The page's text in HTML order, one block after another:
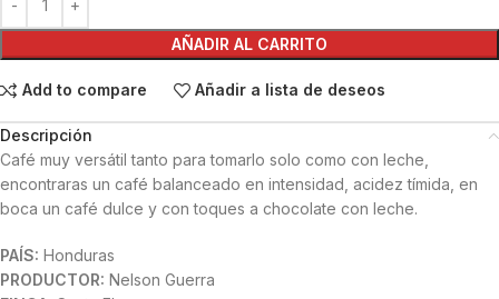
AÑADIR AL CARRITO
Add to compare Añadir a lista de deseos
Descripción
Café muy versátil tanto para tomarlo solo como con leche,
encontraras un café balanceado en intensidad, acidez tímida, en
boca un café dulce y con toques a chocolate con leche.
PAÍS: Honduras
PRODUCTOR: Nelson Guerra